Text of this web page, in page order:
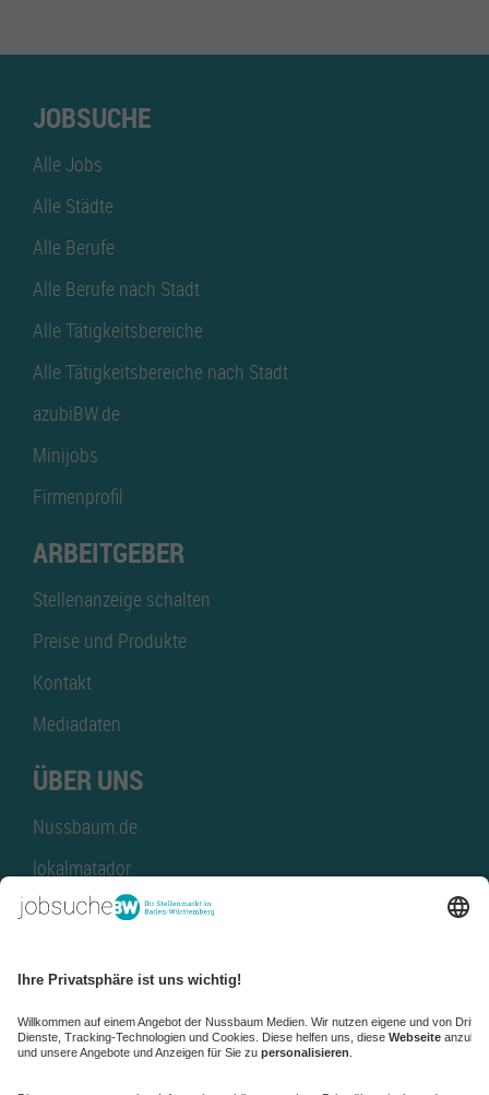
JOBSUCHE
Alle Jobs
Alle Städte
Alle Berufe
Alle Berufe nach Stadt
Alle Tätigkeitsbereiche
Alle Tätigkeitsbereiche nach Stadt
azubiBW.de
Minijobs
Firmenprofil
ARBEITGEBER
Stellenanzeige schalten
Preise und Produkte
Kontakt
Mediadaten
ÜBER UNS
Nussbaum.de
lokalmatador
kaufinBW
NussbaumID
Nussbaum Medien